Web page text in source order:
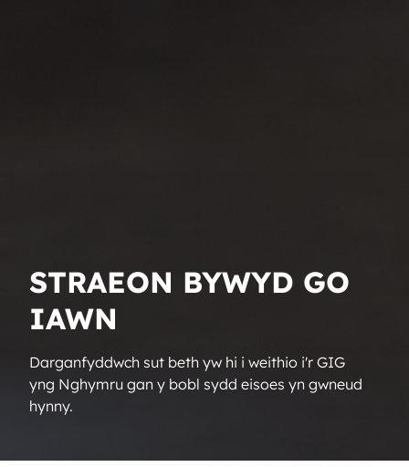
STRAEON BYWYD GO
IAWN
Darganfyddwch sut beth yw hi i weithio i'r GIG
yng Nghymru gan y bobl sydd eisoes yn gwneud
hynny.